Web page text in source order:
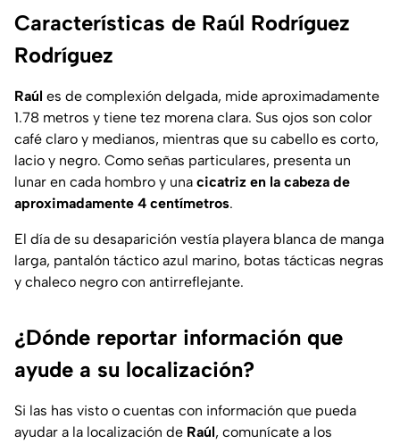
Características de Raúl Rodríguez
Rodríguez
Raúl es de complexión delgada, mide aproximadamente
1.78 metros y tiene tez morena clara. Sus ojos son color
café claro y medianos, mientras que su cabello es corto,
lacio y negro. Como señas particulares, presenta un
lunar en cada hombro y una cicatriz en la cabeza de
aproximadamente 4 centímetros.
El día de su desaparición vestía playera blanca de manga
larga, pantalón táctico azul marino, botas tácticas negras
y chaleco negro con antirreflejante.
¿Dónde reportar información que
ayude a su localización?
Si las has visto o cuentas con información que pueda
ayudar a la localización de Raúl, comunícate a los